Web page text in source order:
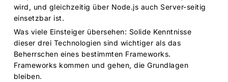
wird, und gleichzeitig über Node.js auch Server-seitig
einsetzbar ist.
Was viele Einsteiger übersehen: Solide Kenntnisse
dieser drei Technologien sind wichtiger als das
Beherrschen eines bestimmten Frameworks.
Frameworks kommen und gehen, die Grundlagen
bleiben.